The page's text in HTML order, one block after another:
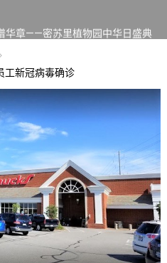
华章——密苏里植物园中华日盛典
体验日 邀请各界亲身体验划行乐
力推动全球植物多样性研究与中美
享年89岁
华日，等你来赴约 —— 密苏里植物
五）
与钢琴家Darek演绎一场古筝
新冠病毒确诊